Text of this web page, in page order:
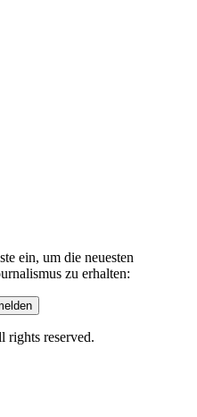
ein, um die neuesten
zu erhalten:
reserved.